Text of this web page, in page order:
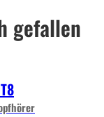
gefallen